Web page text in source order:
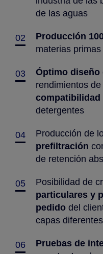
de las aguas
02 Producción
materias
03 Óptimo diseño
rendimientos
compatibilidad
detergentes
04
Producción de
prefiltración
de retención
05 Posibilidad de
particulares y
pedido del
capas diferentes
06
Pruebas de